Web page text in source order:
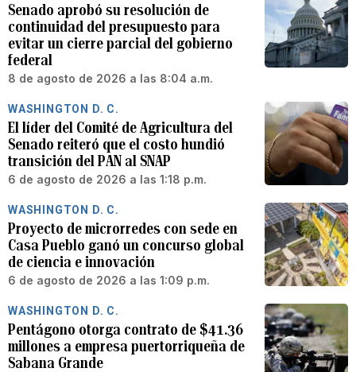
Senado aprobó su resolución de
continuidad del presupuesto para
evitar un cierre parcial del gobierno
federal
8 de agosto de 2026 a las 8:04 a.m.
WASHINGTON D. C.
El líder del Comité de Agricultura del
Senado reiteró que el costo hundió
transición del PAN al SNAP
6 de agosto de 2026 a las 1:18 p.m.
WASHINGTON D. C.
Proyecto de microrredes con sede en
Casa Pueblo ganó un concurso global
de ciencia e innovación
6 de agosto de 2026 a las 1:09 p.m.
WASHINGTON D. C.
Pentágono otorga contrato de $41.36
millones a empresa puertorriqueña de
Sabana Grande